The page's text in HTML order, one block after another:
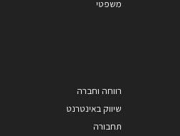
משפטי
רווחה וחברה
שיווק באינטרנט
תחבורה